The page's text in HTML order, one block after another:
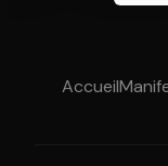
Accueil